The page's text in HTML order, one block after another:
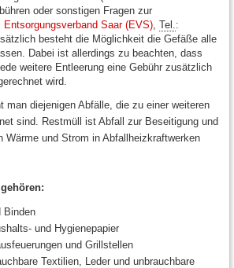
oder sonstigen Fragen zur
Entsorgungsverband Saar (EVS) Tel. :
besteht die Möglichkeit die Gefäße alle
Dabei ist allerdings zu beachten, dass
weitere Entleerung eine Gebühr zusätzlich
wird.
man diejenigen Abfälle, die zu einer weiteren
sind. Restmüll ist Abfall zur Beseitigung und
Wärme und Strom in Abfallheizkraftwerken
Binden
und Hygienepapier
und Grillstellen
Textilien, Leder und unbrauchbare